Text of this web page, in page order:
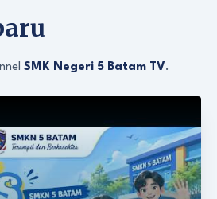
SMK Negeri 5 Batam TV.